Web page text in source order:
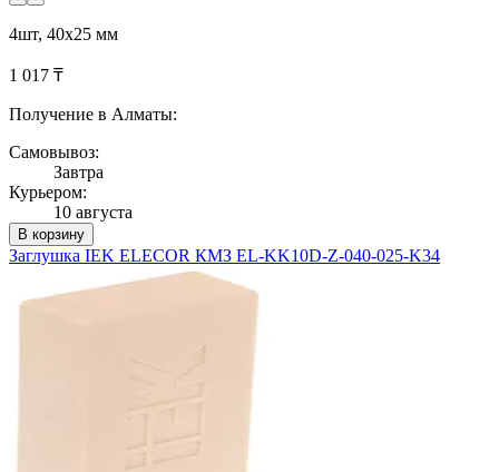
4шт, 40х25 мм
1 017 ₸
Получение в Алматы:
Самовывоз:
Завтра
Курьером:
10 августа
В корзину
Заглушка IEK ELECOR КМЗ EL-KK10D-Z-040-025-K34